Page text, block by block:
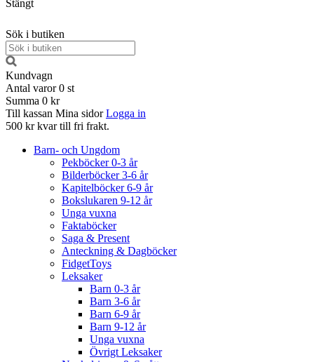
Stängt
Sök i butiken
Kundvagn
Antal varor 0 st
Summa 0 kr
Till kassan Mina sidor Logga in
500 kr kvar till fri frakt.
Barn- och Ungdom
Pekböcker 0-3 år
Bilderböcker 3-6 år
Kapitelböcker 6-9 år
Bokslukaren 9-12 år
Unga vuxna
Faktaböcker
Saga & Present
Anteckning & Dagböcker
FidgetToys
Leksaker
Barn 0-3 år
Barn 3-6 år
Barn 6-9 år
Barn 9-12 år
Unga vuxna
Övrigt Leksaker